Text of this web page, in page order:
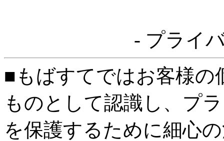
- プライ
■もばすてではお客様の
ものとして認識し、プ
を保護するために細心